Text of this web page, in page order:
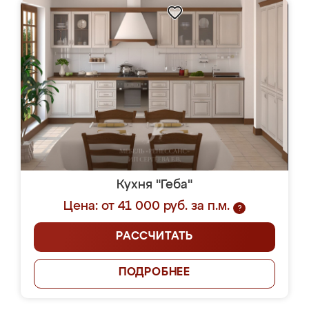
Кухня "Геба"
Цена: от 41 000 руб. за п.м.
?
РАССЧИТАТЬ
ПОДРОБНЕЕ